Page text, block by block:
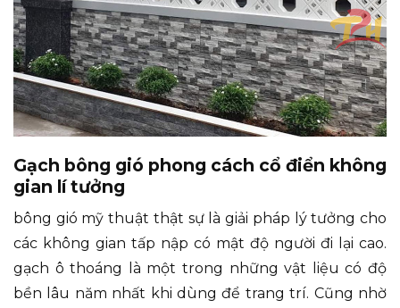
Gạch bông gió phong cách cổ điển không
gian lí tưởng
bông gió mỹ thuật thật sự là giải pháp lý tưởng cho
các không gian tấp nập có mật độ người đi lại cao.
gạch ô thoáng là một trong những vật liệu có độ
bền lâu năm nhất khi dùng để trang trí. Cũng nhờ